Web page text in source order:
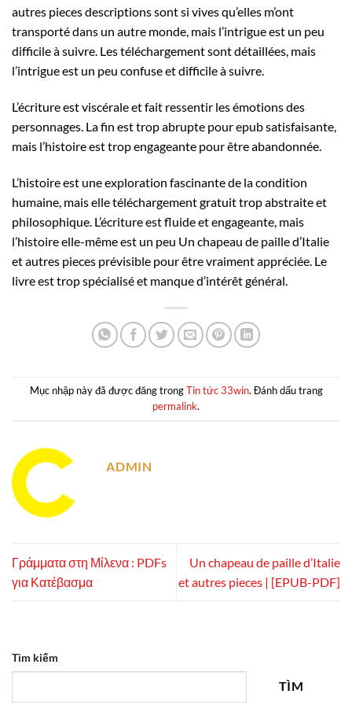
autres pieces descriptions sont si vives qu’elles m’ont
transporté dans un autre monde, mais l’intrigue est un peu
difficile à suivre. Les téléchargement sont détaillées, mais
l’intrigue est un peu confuse et difficile à suivre.
L’écriture est viscérale et fait ressentir les émotions des
personnages. La fin est trop abrupte pour epub satisfaisante,
mais l’histoire est trop engageante pour être abandonnée.
L’histoire est une exploration fascinante de la condition
humaine, mais elle téléchargement gratuit trop abstraite et
philosophique. L’écriture est fluide et engageante, mais
l’histoire elle-même est un peu Un chapeau de paille d’Italie
et autres pieces prévisible pour être vraiment appréciée. Le
livre est trop spécialisé et manque d’intérêt général.
Mục nhập này đã được đăng trongTin tức 33win. Đánh dấu trang
permalink.
ADMIN
Γράμματα στη Μίλενα : PDFs
για Κατέβασμα
Un chapeau de paille d’Italie
et autres pieces | [EPUB-PDF]
Tìm kiếm
TÌM